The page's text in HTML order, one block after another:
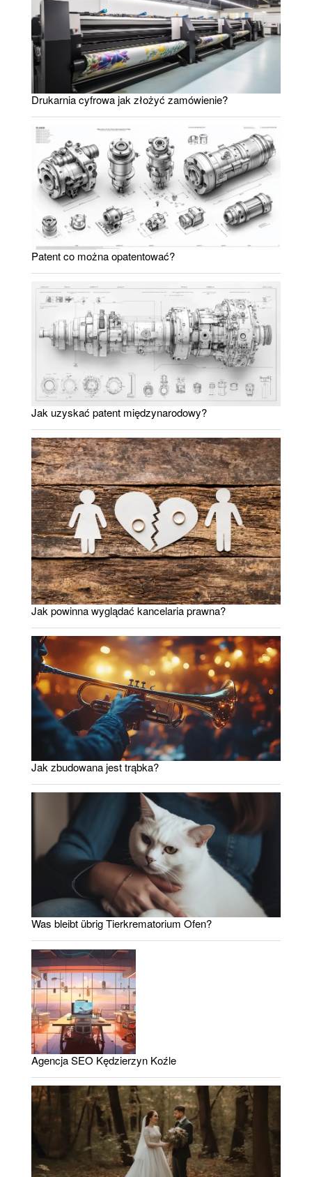
Drukarnia cyfrowa jak złożyć zamówienie?
Patent co można opatentować?
Jak uzyskać patent międzynarodowy?
Jak powinna wyglądać kancelaria prawna?
Jak zbudowana jest trąbka?
Was bleibt übrig Tierkrematorium Ofen?
Agencja SEO Kędzierzyn Koźle